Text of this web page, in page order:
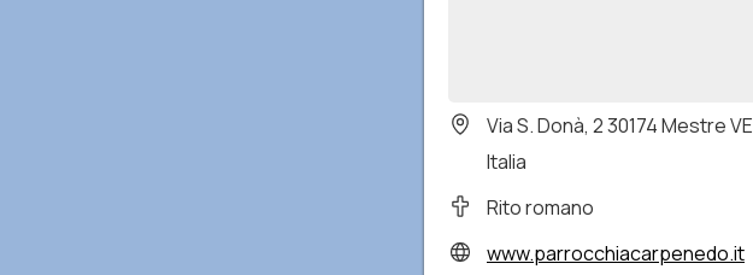
Via S. Donà, 2 30174 Mestre VE
Italia
Rito romano
www.parrocchiacarpenedo.it